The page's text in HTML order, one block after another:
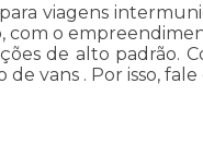
viagens
o
de alto
vans . Por isso, fale